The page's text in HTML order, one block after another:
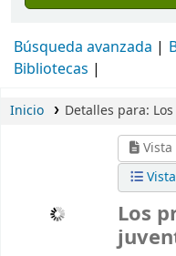
Búsqueda avanzada
Bibliotecas
Inicio Detalles para:
Los